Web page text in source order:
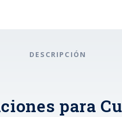
DESCRIPCIÓN
para